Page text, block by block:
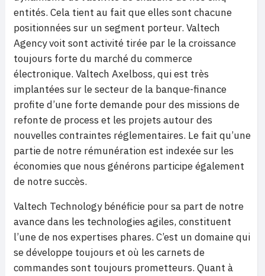
entités. Cela tient au fait que elles sont chacune
positionnées sur un segment porteur. Valtech
Agency voit sont activité tirée par le la croissance
toujours forte du marché du commerce
électronique. Valtech Axelboss, qui est très
implantées sur le secteur de la banque-finance
profite d’une forte demande pour des missions de
refonte de process et les projets autour des
nouvelles contraintes réglementaires. Le fait qu’une
partie de notre rémunération est indexée sur les
économies que nous générons participe également
de notre succès.
Valtech Technology bénéficie pour sa part de notre
avance dans les technologies agiles, constituent
l’une de nos expertises phares. C’est un domaine qui
se développe toujours et où les carnets de
commandes sont toujours prometteurs. Quant à